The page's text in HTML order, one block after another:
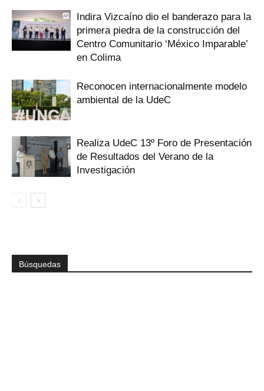
Indira Vizcaíno dio el banderazo para la
primera piedra de la construcción del
Centro Comunitario ‘México Imparable’
en Colima
Reconocen internacionalmente modelo
ambiental de la UdeC
Realiza UdeC 13º Foro de Presentación
de Resultados del Verano de la
Investigación
Búsquedas